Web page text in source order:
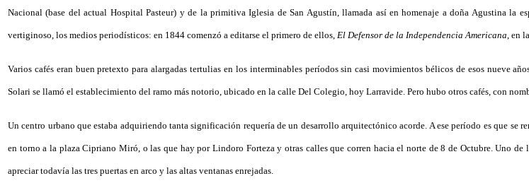
Nacional (base del actual Hospital Pasteur) y de la primitiva Iglesia de San Agustín, llamada así en homenaje a doña Agustina la
vertiginoso, los medios periodísticos: en 1844 comenzó a editarse el primero de ellos, El Defensor de la Independencia Americana, en
Varios cafés eran buen pretexto para alargadas tertulias en los interminables períodos sin casi movimientos bélicos de esos nueve
Solari se llamó el establecimiento del ramo más notorio, ubicado en la calle Del Colegio, hoy Larravide. Pero hubo otros cafés, con
Un centro urbano que estaba adquiriendo tanta significación requería de un desarrollo arquitectónico acorde. A ese período es que
en torno a la plaza Cipriano Miró, o las que hay por Lindoro Forteza y otras calles que corren hacia el norte de 8 de Octubre. Uno
apreciar todavía las tres puertas en arco y las altas ventanas enrejadas.